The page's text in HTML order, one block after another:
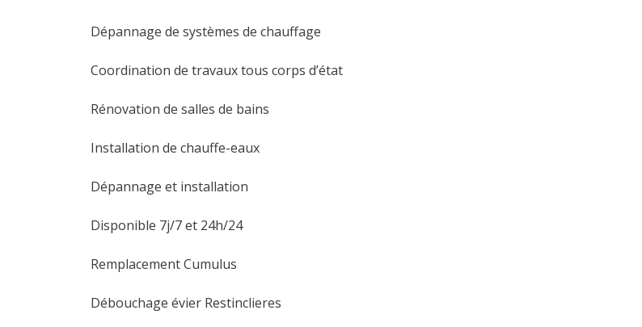
Dépannage de systèmes de chauffage
Coordination de travaux tous corps d’état
Rénovation de salles de bains
Installation de chauffe-eaux
Dépannage et installation
Disponible 7j/7 et 24h/24
Remplacement Cumulus
Débouchage évier Restinclieres